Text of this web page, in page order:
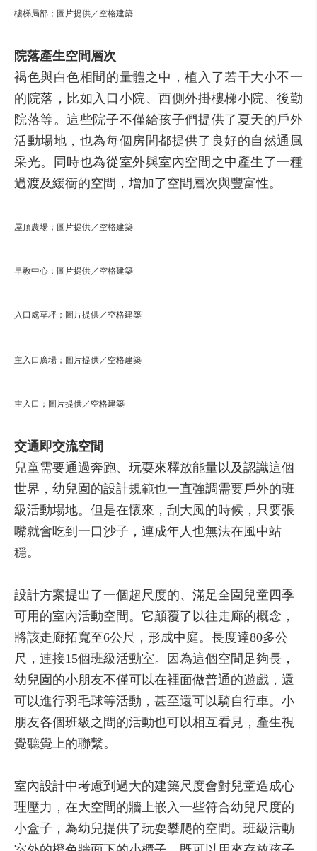
樓梯局部；圖片提供／空格建築
院落產生空間層次
褐色與白色相間的量體之中，植入了若干大小不一
的院落，比如入口小院、西側外掛樓梯小院、後勤
院落等。這些院子不僅給孩子們提供了夏天的戶外
活動場地，也為每個房間都提供了良好的自然通風
采光。同時也為從室外與室內空間之中產生了一種
過渡及緩衝的空間，增加了空間層次與豐富性。
屋頂農場；圖片提供／空格建築
早教中心；圖片提供／空格建築
入口處草坪；圖片提供／空格建築
主入口廣場；圖片提供／空格建築
主入口；圖片提供／空格建築
交通即交流空間
兒童需要通過奔跑、玩耍來釋放能量以及認識這個
世界，幼兒園的設計規範也一直強調需要戶外的班
級活動場地。但是在懷來，刮大風的時候，只要張
嘴就會吃到一口沙子，連成年人也無法在風中站
穩。
設計方案提出了一個超尺度的、滿足全園兒童四季
可用的室內活動空間。它顛覆了以往走廊的概念，
將該走廊拓寬至6公尺，形成中庭。長度達80多公
尺，連接15個班級活動室。因為這個空間足夠長，
幼兒園的小朋友不僅可以在裡面做普通的遊戲，還
可以進行羽毛球等活動，甚至還可以騎自行車。小
朋友各個班級之間的活動也可以相互看見，產生視
覺聽覺上的聯繫。
室內設計中考慮到過大的建築尺度會對兒童造成心
理壓力，在大空間的牆上嵌入一些符合幼兒尺度的
小盒子，為幼兒提供了玩耍攀爬的空間。班級活動